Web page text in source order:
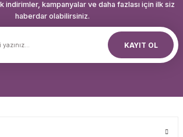
indirimler, kampanyalar ve daha fazlası için ilk siz
haberdar olabilirsiniz.
KAYIT OL